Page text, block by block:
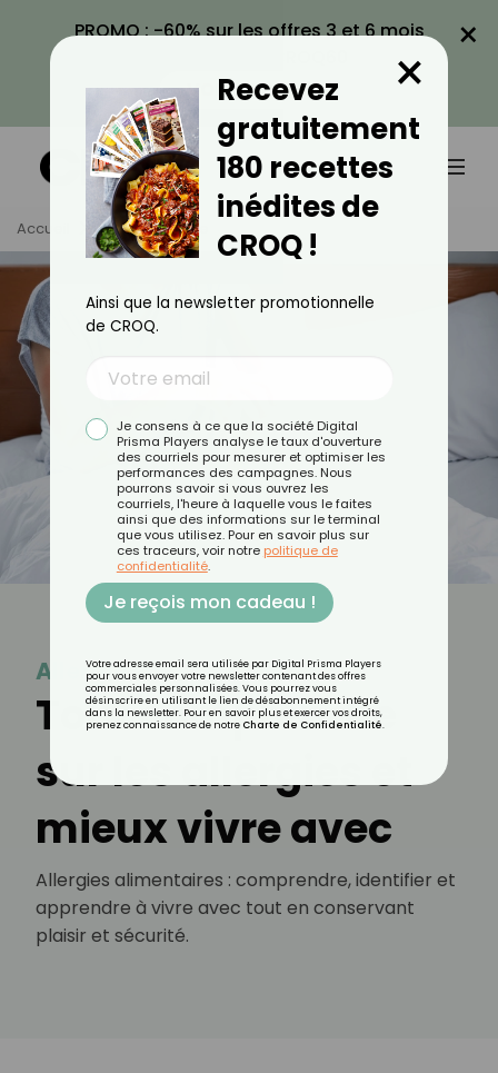
PROMO : -60% sur les offres 3 et 6 mois
VOIR LA PROMO
×
Accueil Tag Allergie
Allergie
Tout comprendre
sur les allergies et
mieux vivre avec
Allergies alimentaires : comprendre, identifier et
apprendre à vivre avec tout en conservant
plaisir et sécurité.
Recevez
gratuitement
180 recettes
inédites de
CROQ !
×
Ainsi que la newsletter promotionnelle
de CROQ.
Je consens à ce que la société Digital
Prisma Players analyse le taux d'ouverture
des courriels pour mesurer et optimiser les
performances des campagnes. Nous
pourrons savoir si vous ouvrez les
courriels, l'heure à laquelle vous le faites
ainsi que des informations sur le terminal
que vous utilisez. Pour en savoir plus sur
ces traceurs, voir notre politique de
confidentialité.
Je reçois mon cadeau !
Votre adresse email sera utilisée par Digital Prisma Players
pour vous envoyer votre newsletter contenant des offres
commerciales personnalisées. Vous pourrez vous
désinscrire en utilisant le lien de désabonnement intégré
dans la newsletter. Pour en savoir plus et exercer vos droits,
prenez connaissance de notre Charte de Confidentialité.